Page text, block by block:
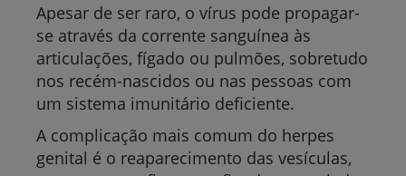
Apesar de ser raro, o vírus pode propagar-
se através da corrente sanguínea às
articulações, fígado ou pulmões, sobretudo
nos recém-nascidos ou nas pessoas com
um sistema imunitário deficiente.
A complicação mais comum do herpes
genital é o reaparecimento das vesículas,